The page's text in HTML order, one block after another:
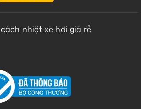
nhiệt xe hơi giá rẻ